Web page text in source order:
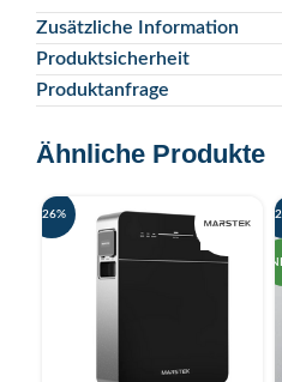
Zusätzliche Information
Produktsicherheit
Produktanfrage
Ähnliche Produkte
-26% -